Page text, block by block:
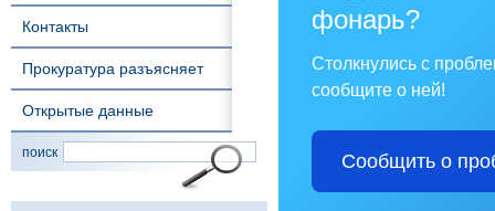
Контакты
Прокуратура разъясняет
Открытые данные
поиск
фонарь?
Столкнулись с
сообщите о ней!
Сообщить о